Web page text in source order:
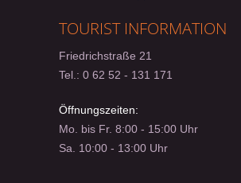
TOURIST INFORMATION
Friedrichstraße 21
Tel.: 0 62 52 - 131 171
Öffnungszeiten:
Mo. bis Fr. 8:00 - 15:00 Uhr
Sa. 10:00 - 13:00 Uhr